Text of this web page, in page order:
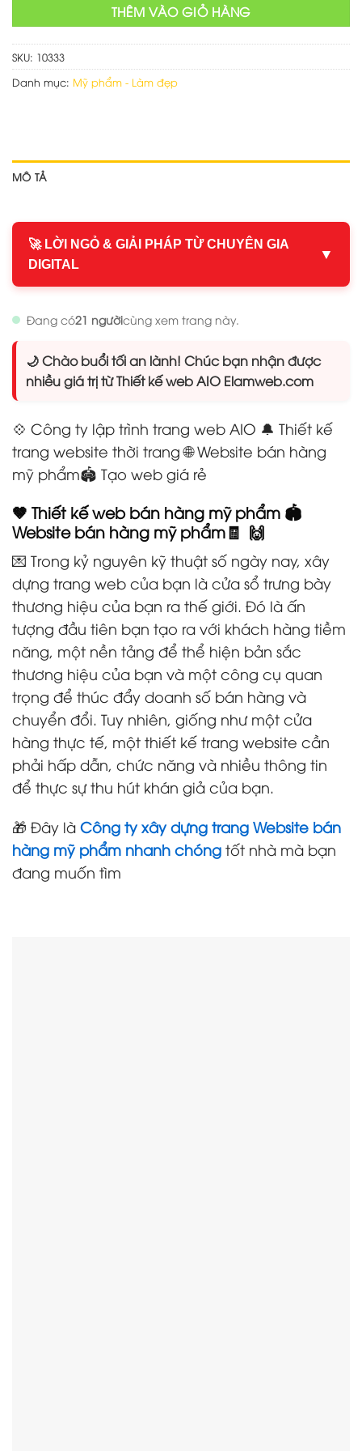
THÊM VÀO GIỎ HÀNG
SKU: 10333
Danh mục: Mỹ phẩm - Làm đẹp
MÔ TẢ
🚀 LỜI NGỎ & GIẢI PHÁP TỪ CHUYÊN GIA
DIGITAL
▼
Đang có21 ngườicùng xem trang này.
🌙 Chào buổi tối an lành! Chúc bạn nhận được
nhiều giá trị từ Thiết kế web AIO Elamweb.com
💠 Công ty lập trình trang web AIO 🔔 Thiết kế
trang website thời trang🌐Website bán hàng
mỹ phẩm🏟️ Tạo web giá rẻ
🤎 Thiết kế web bán hàng mỹ phẩm 🏟️
Website bán hàng mỹ phẩm🧾 🙌
💌 Trong kỷ nguyên kỹ thuật số ngày nay, xây
dựng trang web của bạn là cửa sổ trưng bày
thương hiệu của bạn ra thế giới. Đó là ấn
tượng đầu tiên bạn tạo ra với khách hàng tiềm
năng, một nền tảng để thể hiện bản sắc
thương hiệu của bạn và một công cụ quan
trọng để thúc đẩy doanh số bán hàng và
chuyển đổi. Tuy nhiên, giống như một cửa
hàng thực tế, một thiết kế trang website cần
phải hấp dẫn, chức năng và nhiều thông tin
để thực sự thu hút khán giả của bạn.
🎁 Đây là Công ty xây dựng trang Website bán
hàng mỹ phẩm nhanh chóng tốt nhà mà bạn
đang muốn tìm